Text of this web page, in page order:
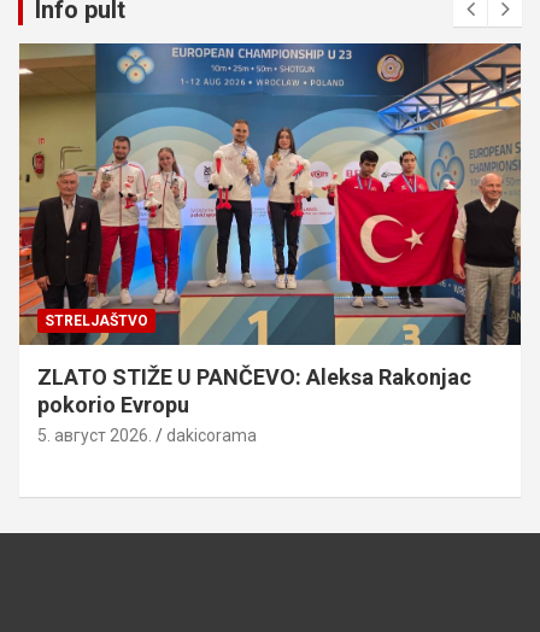
Info pult
STRELJAŠTVO
ZLATO STIŽE U PANČEVO: Aleksa Rakonjac
pokorio Evropu
5. август 2026. dakicorama